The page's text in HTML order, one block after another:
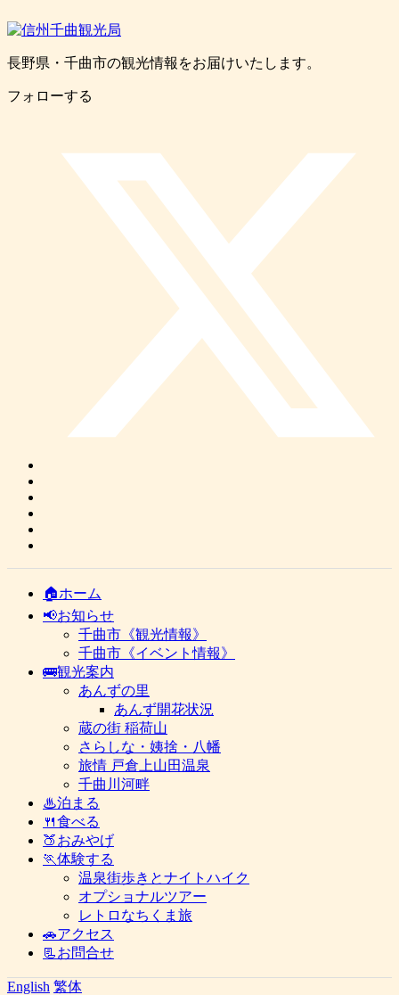
長野県・千曲市の観光情報をお届けいたします。
フォローする
🏠ホーム
📢お知らせ
千曲市《観光情報》
千曲市《イベント情報》
🚌観光案内
あんずの里
あんず開花状況
蔵の街 稲荷山
さらしな・姨捨・八幡
旅情 戸倉上山田温泉
千曲川河畔
♨泊まる
🍴食べる
🍑おみやげ
🏃体験する
温泉街歩きとナイトハイク
オプショナルツアー
レトロなちくま旅
🚗アクセス
📃お問合せ
English 繁体